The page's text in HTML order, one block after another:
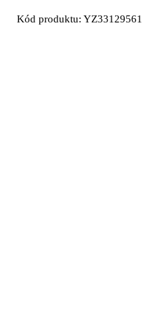
Kód produktu: YZ33129561